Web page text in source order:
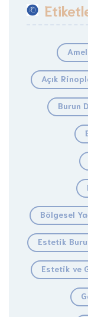
Açık
Burun
Bölgesel
Estetik
Estetik ve